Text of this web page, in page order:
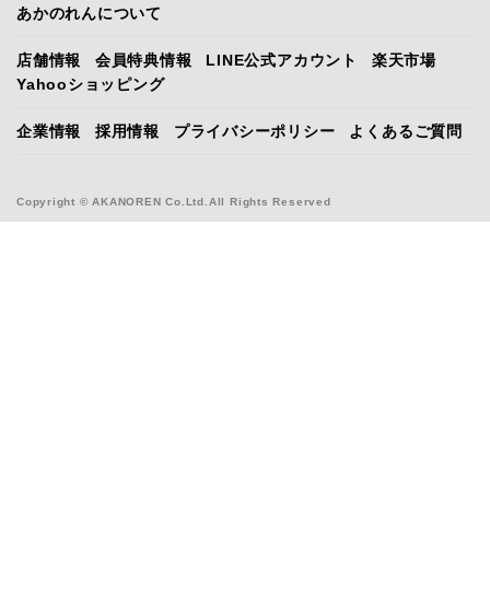
Copyright © AKANOREN Co.Ltd.All Rights Reserved
あかのれんについて
店舗情報 会員特典情報 LINE公式アカウント
楽天市場
Yahooショッピング
企業情報 採用情報 プライバシーポリシー よくあるご質問